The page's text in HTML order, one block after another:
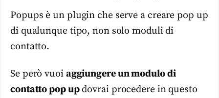
Popups è un plugin che serve a creare pop up
di qualunque tipo, non solo moduli di
contatto.
Se però vuoi aggiungere un modulo di
contatto pop updovrai procedere in questo